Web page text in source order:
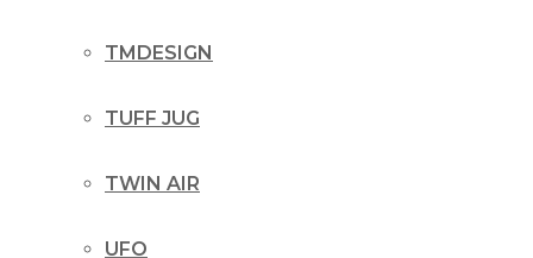
TMDESIGN
TUFF JUG
TWIN AIR
UFO